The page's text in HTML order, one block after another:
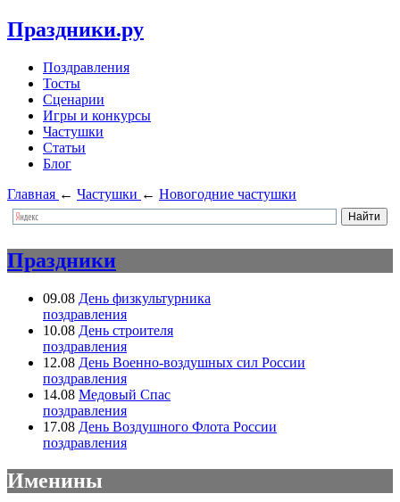
Праздники.ру
Поздравления
Тосты
Сценарии
Игры и конкурсы
Частушки
Статьи
Блог
Главная ← Частушки ← Новогодние частушки
Праздники
09.08 День физкультурника
поздравления
10.08 День строителя
поздравления
12.08 День Военно-воздушных сил России
поздравления
14.08 Медовый Спас
поздравления
17.08 День Воздушного Флота России
поздравления
Именины